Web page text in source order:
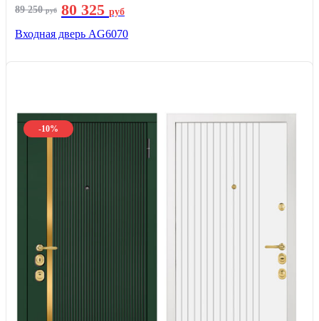
89 250руб 80 325 руб
Входная дверь AG6070
-10%